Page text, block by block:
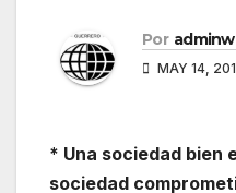
Por
MAY 14,
* Una sociedad bien
sociedad